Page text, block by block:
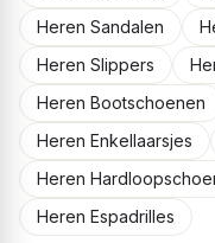
Heren Sandalen
Heren Slippers
Heren Bootschoenen
Heren Enkellaarsjes
Heren
Heren Espadrilles